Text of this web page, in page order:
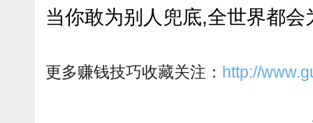
当你敢为别人兜底,全世界都会
更多赚钱技巧收藏关注： http://